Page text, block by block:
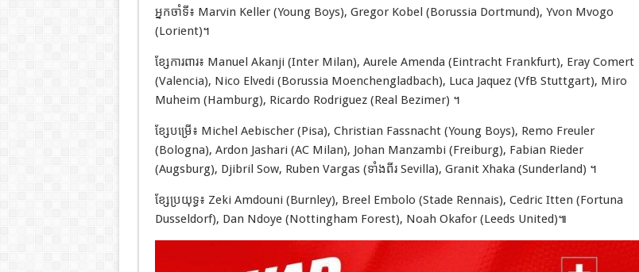
អ្នកចាំទី៖ Marvin Keller (Young Boys), Gregor Kobel (Borussia Dortmund), Yvon Mvogo
(Lorient)។
ខ្សែការពារ៖ Manuel Akanji (Inter Milan), Aurele Amenda (Eintracht Frankfurt), Eray Comert
(Valencia), Nico Elvedi (Borussia Moenchengladbach), Luca Jaquez (VfB Stuttgart), Miro
Muheim (Hamburg), Ricardo Rodriguez (Real Bezimer) ។
ខ្សែបម្រើ៖ Michel Aebischer (Pisa), Christian Fassnacht (Young Boys), Remo Freuler
(Bologna), Ardon Jashari (AC Milan), Johan Manzambi (Freiburg), Fabian Rieder
(Augsburg), Djibril Sow, Ruben Vargas (ទាំងពីរ Sevilla), Granit Xhaka (Sunderland) ។
ខ្សែប្រយុទ្ធ៖ Zeki Amdouni (Burnley), Breel Embolo (Stade Rennais), Cedric Itten (Fortuna
Dusseldorf), Dan Ndoye (Nottingham Forest), Noah Okafor (Leeds United)៕